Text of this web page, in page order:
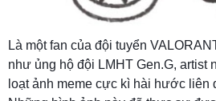
Là một fan của đội tuyển
như ủng hộ đội LMHT Gen.G, artist
loạt ảnh meme cực kì hài hước liên